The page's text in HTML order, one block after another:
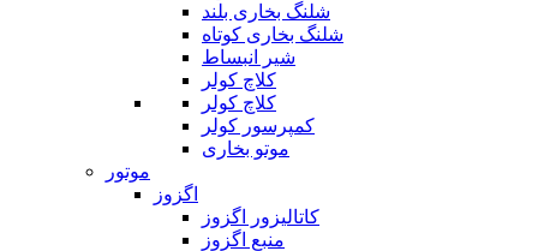
شلنگ بخاری بلند
شلنگ بخاری کوتاه
شیر انبساط
کلاچ کولر
کلاچ کولر
کمپرسور کولر
موتو بخاری
موتور
اگزوز
کاتالیزور اگزوز
منبع اگزوز